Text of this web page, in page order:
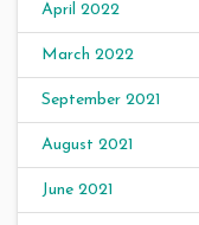
April 2022
March 2022
September 2021
August 2021
June 2021